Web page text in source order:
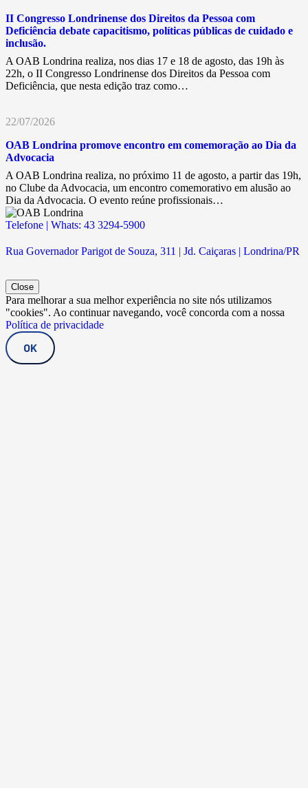
II Congresso Londrinense dos Direitos da Pessoa com
Deficiência debate capacitismo, políticas públicas de cuidado e
inclusão.
A OAB Londrina realiza, nos dias 17 e 18 de agosto, das 19h às
22h, o II Congresso Londrinense dos Direitos da Pessoa com
Deficiência, que nesta edição traz como…
22/07/2026
OAB Londrina promove encontro em comemoração ao Dia da
Advocacia
A OAB Londrina realiza, no próximo 11 de agosto, a partir das 19h,
no Clube da Advocacia, um encontro comemorativo em alusão ao
Dia da Advocacia. O evento reúne profissionais…
Telefone | Whats: 43 3294-5900
Rua Governador Parigot de Souza, 311 | Jd. Caiçaras | Londrina/PR
Close
Para melhorar a sua melhor experiência no site nós utilizamos
"cookies". Ao continuar navegando, você concorda com a nossa
Política de privacidade
OK